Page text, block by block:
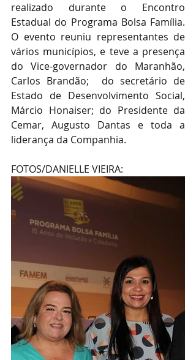
realizado durante o Encontro
Estadual do Programa Bolsa Família.
O evento reuniu representantes de
vários municípios, e teve a presença
do Vice-governador do Maranhão,
Carlos Brandão;  do secretário de
Estado de Desenvolvimento Social,
Márcio Honaiser; do Presidente da
Cemar, Augusto Dantas e toda a
liderança da Companhia.
FOTOS/DANIELLE VIEIRA: